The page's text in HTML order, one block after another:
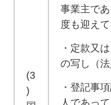
(3
)
事業主で
度も迎えて
・定款又
の写し（法
・登記事
人であっ